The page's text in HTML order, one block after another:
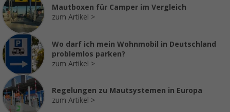
Mautboxen für Camper im Vergleich
zum Artikel
Wo darf ich mein Wohnmobil in Deutschland
problemlos parken?
zum Artikel
Regelungen zu Mautsystemen in Europa
zum Artikel